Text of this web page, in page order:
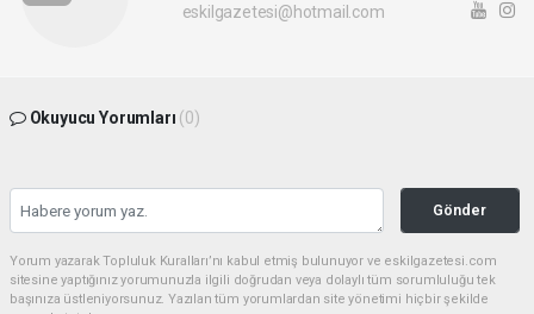
eskilgazetesi@hotmail.com
Okuyucu Yorumları (0)
Gönder
Yorum yazarak Topluluk Kuralları’nı kabul etmiş bulunuyor ve eskilgazetesi.com
sitesine yaptığınız yorumunuzla ilgili doğrudan veya dolaylı tüm sorumluluğu tek
başınıza üstleniyorsunuz. Yazılan tüm yorumlardan site yönetimi hiçbir şekilde